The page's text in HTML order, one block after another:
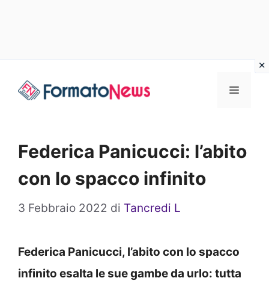
Menu
Federica Panicucci: l’abito
con lo spacco infinito
3 Febbraio 2022 di Tancredi L
Federica Panicucci, l’abito con lo spacco
infinito esalta le sue gambe da urlo: tutta